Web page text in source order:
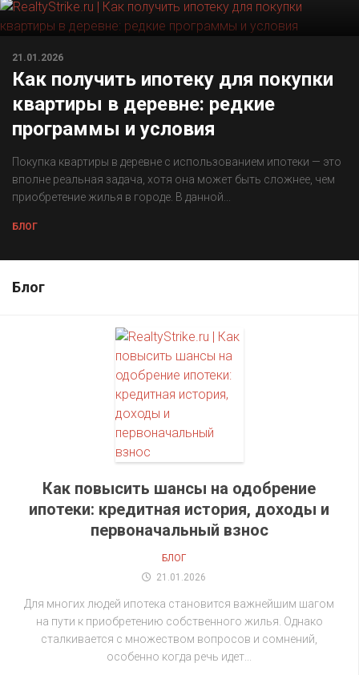
21.01.2026
Как получить ипотеку для покупки
квартиры в деревне: редкие
программы и условия
Покупка квартиры в деревне с использованием ипотеки — это
вполне реальная задача, хотя она может быть сложнее, чем
приобретение жилья в городе. В данной...
БЛОГ
Блог
Как повысить шансы на одобрение
ипотеки: кредитная история, доходы и
первоначальный взнос
БЛОГ
21.01.2026
Для многих людей ипотека становится важнейшим шагом
на пути к приобретению собственного жилья. Однако
сталкивается с множеством вопросов и сомнений,
особенно когда речь идет...